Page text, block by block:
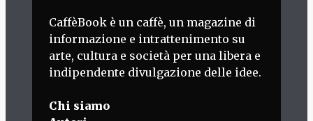
CaffèBook è un caffè, un magazine di
informazione e intrattenimento su
arte, cultura e società per una libera e
indipendente divulgazione delle idee.
Chi siamo